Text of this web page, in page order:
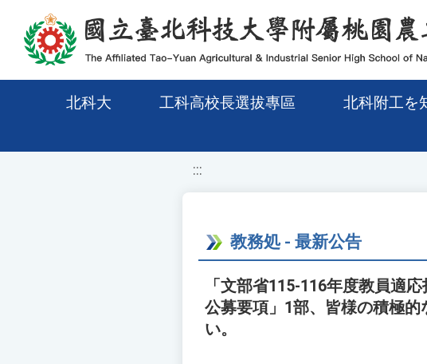
移至網頁之主要內容區位置
北科大 工科高校長選拔專區 北科附工を
:::
教務処 - 最新公告
「文部省115-116年度教員適
公募要項」1部、皆様の積極
い。